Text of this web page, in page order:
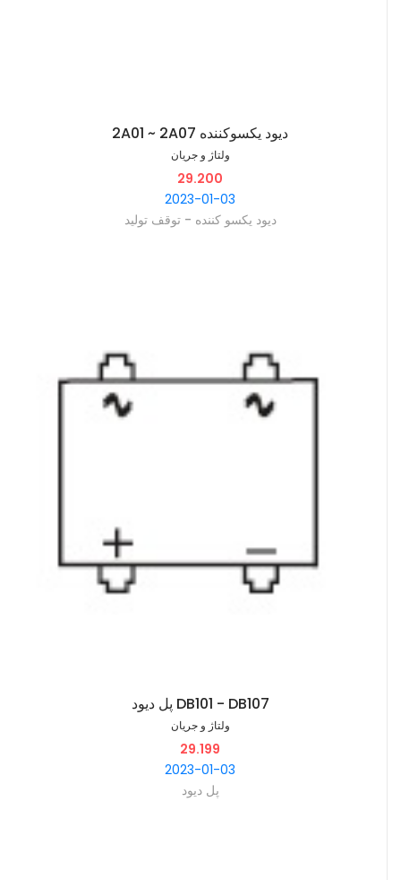
2A01 ~ 2A07 دیود یکسوکننده
ولتاژ و جریان
29.200
2023-01-03
پل دیود DB101 - DB107
ولتاژ و جریان
29.199
2023-01-03